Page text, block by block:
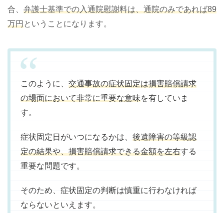
合、 弁護士基準での入通院慰謝料は、通院のみであれば89
万円ということになります。
このように、 交通事故の症状固定は損害賠償請求
の場面において非常に重要な意味を有していま
す。
症状固定日がいつになるかは、 後遺障害の等級認
定の結果や、損害賠償請求できる金額を左右する
重要な問題です。
そのため、症状固定の判断は慎重に行わなければ
ならないといえます。